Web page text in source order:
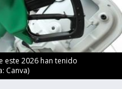
este 2026 han tenido
Canva)